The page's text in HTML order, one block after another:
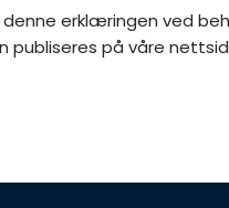
erklæringen ved
publiseres på våre